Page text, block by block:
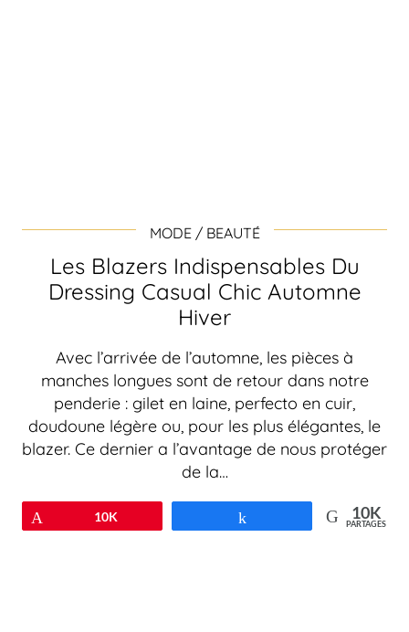
MODE / BEAUTÉ
Les Blazers Indispensables Du
Dressing Casual Chic Automne
Hiver
Avec l’arrivée de l’automne, les pièces à
manches longues sont de retour dans notre
penderie : gilet en laine, perfecto en cuir,
doudoune légère ou, pour les plus élégantes, le
blazer. Ce dernier a l’avantage de nous protéger
de la…
Épingle10K 10K
PARTAGES